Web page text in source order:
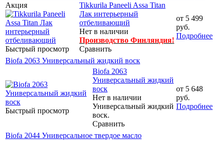
Акция
Быстрый просмотр
Tikkurila Paneeli Assa Titan
Лак интерьерный
отбеливающий
Нет в наличии
Производство Финляндия!
Сравнить
от 5 499
руб.
Подробнее
Biofa 2063 Универсальный жидкий воск
Быстрый просмотр
Biofa 2063
Универсальный жидкий
воск
Нет в наличии
Универсальный жидкий
воск.
Сравнить
от 5 648
руб.
Подробнее
Biofa 2044 Универсальное твердое масло